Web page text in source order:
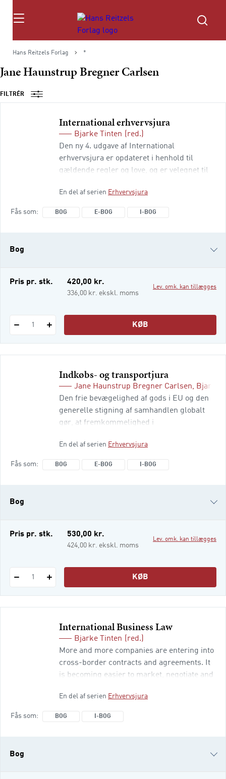
Søg
Hans Reitzels Forlag *
Jane Haunstrup Bregner Carlsen
FILTRÉR
International erhvervsjura
Bjarke Tinten
(red.)
Den ny 4. udgave af International
erhvervsjura er opdateret i henhold til
gældende regler og love, og er velegnet til
for international handel og markedsføring –
En del af serien Erhvervsjura
Fås som BOG E-BOG I-BOG
Bog
e-bog
Pris pr. stk. 420,00 kr.
336,00 kr. ekskl. moms
Lev. omk. kan tillægges
1 KØB
Indkøbs- og transportjura
Jane Haunstrup Bregner Carlsen, Bjarke
Den frie bevægelighed af gods i EU og den
generelle stigning af samhandlen globalt
gør, at fremkommelighed i
transporterhvervet kan understøtte denne
En del af serien Erhvervsjura
Fås som BOG E-BOG I-BOG
Bog
e-bog
Pris pr. stk. 530,00 kr.
424,00 kr. ekskl. moms
Lev. omk. kan tillægges
1 KØB
International Business Law
Bjarke Tinten
(red.)
More and more companies are entering into
cross-border contracts and agreements. It
is becoming easier to market, negotiate and
without even having to meet face to face. It
En del af serien Erhvervsjura
Fås som BOG I-BOG
Bog